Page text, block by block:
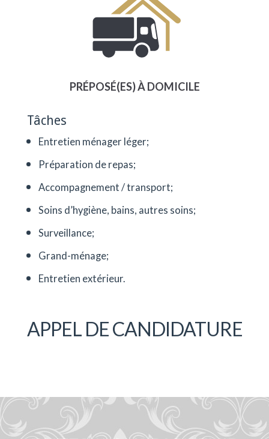
PRÉPOSÉ(ES) À DOMICILE
Tâches
Entretien ménager léger;
Préparation de repas;
Accompagnement / transport;
Soins d’hygiène, bains, autres soins;
Surveillance;
Grand-ménage;
Entretien extérieur.
APPEL DE CANDIDATURE